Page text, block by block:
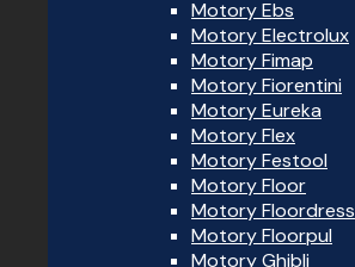
Motory Ebs
Motory Electrolux
Motory Fimap
Motory Fiorentini
Motory Eureka
Motory Flex
Motory Festool
Motory Floor
Motory Floordress
Motory Floorpul
Motory Ghibli